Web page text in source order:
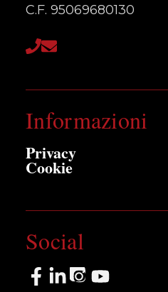
C.F. 95069680130
Informazioni
Privacy
Cookie
Social